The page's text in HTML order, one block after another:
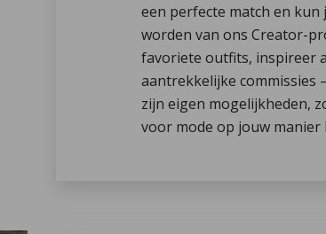
een perfecte match en kun
worden van ons Creator-
favoriete outfits, inspireer
aantrekkelijke commissies
zijn eigen mogelijkheden,
voor mode op jouw manier